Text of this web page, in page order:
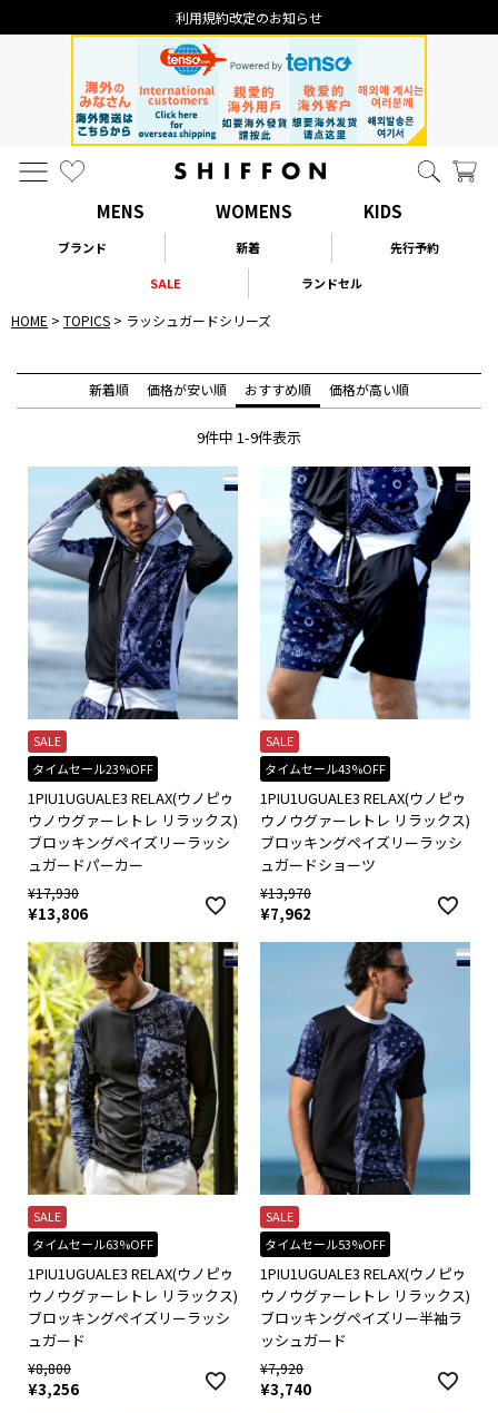
利用規約改定のお知らせ
MENS WOMENS KIDS
ブランド 新着
先行予約
SALE
ランドセル
HOME TOPICS ラッシュガードシリーズ
新着順 価格が安い順 おすすめ順 価格が高い順
9件中 1-9件表示
SALE
タイムセール23%OFF
1PIU1UGUALE3 RELAX(ウノピゥ
ウノウグァーレトレ リラックス)
ブロッキングペイズリーラッシ
ュガードパーカー
¥17,930
¥13,806
SALE
タイムセール43%OFF
1PIU1UGUALE3 RELAX(ウノピゥ
ウノウグァーレトレ リラックス)
ブロッキングペイズリーラッシ
ュガードショーツ
¥13,970
¥7,962
SALE
タイムセール63%OFF
1PIU1UGUALE3 RELAX(ウノピゥ
ウノウグァーレトレ リラックス)
ブロッキングペイズリーラッシ
ュガード
¥8,800
¥3,256
SALE
タイムセール53%OFF
1PIU1UGUALE3 RELAX(ウノピゥ
ウノウグァーレトレ リラックス)
ブロッキングペイズリー半袖ラ
ッシュガード
¥7,920
¥3,740